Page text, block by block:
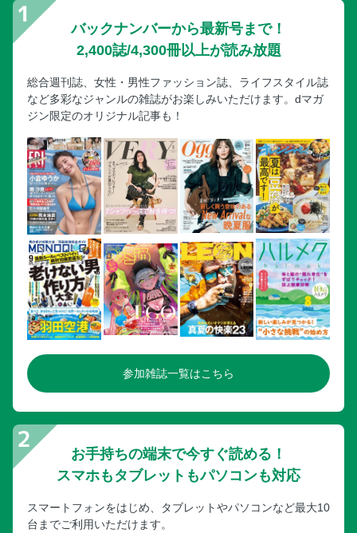
バックナンバーから最新号まで！
2,400誌/4,300冊以上が読み放題
総合週刊誌、女性・男性ファッション誌、ライフスタイル誌
など多彩なジャンルの雑誌がお楽しみいただけます。dマガ
ジン限定のオリジナル記事も！
参加雑誌一覧はこちら
お手持ちの端末で今すぐ読める！
スマホもタブレットもパソコンも対応
スマートフォンをはじめ、タブレットやパソコンなど最大10
台までご利用いただけます。